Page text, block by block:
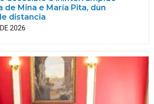
de Mina e María Pita, dun
distancia
2026